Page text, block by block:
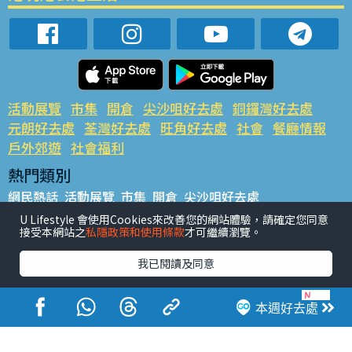
本週好去處
活動展覽 市集 開倉 尖沙咀好去處 銅鑼灣好去處
元朗好去處 荃灣好去處 旺角好去處 社會 餐廳情報
戶外郊遊 社會福利
熱門類別
網民熱話 活動展覽 市集 開倉 尖沙咀好去處
銅鑼灣好去處 元朗好去處 荃灣好去處 旺角好去處 社會
餐廳情報 戶外郊遊
熱門標籤
#UGO搵好去處 #人氣活動推介 #美食社群熱話
#親子玩樂好去處
#ULifestyle應用程式
#限時搶
#UJetso禮物放送
#ULifestyle商戶中心 #著數 #網絡熱話
U Lifestyle 會使用Cookies來改善您的網站體驗，請確定您同意
接受本網站之私隱政策和使用條款才可繼續瀏覽。
我已閱讀及同意